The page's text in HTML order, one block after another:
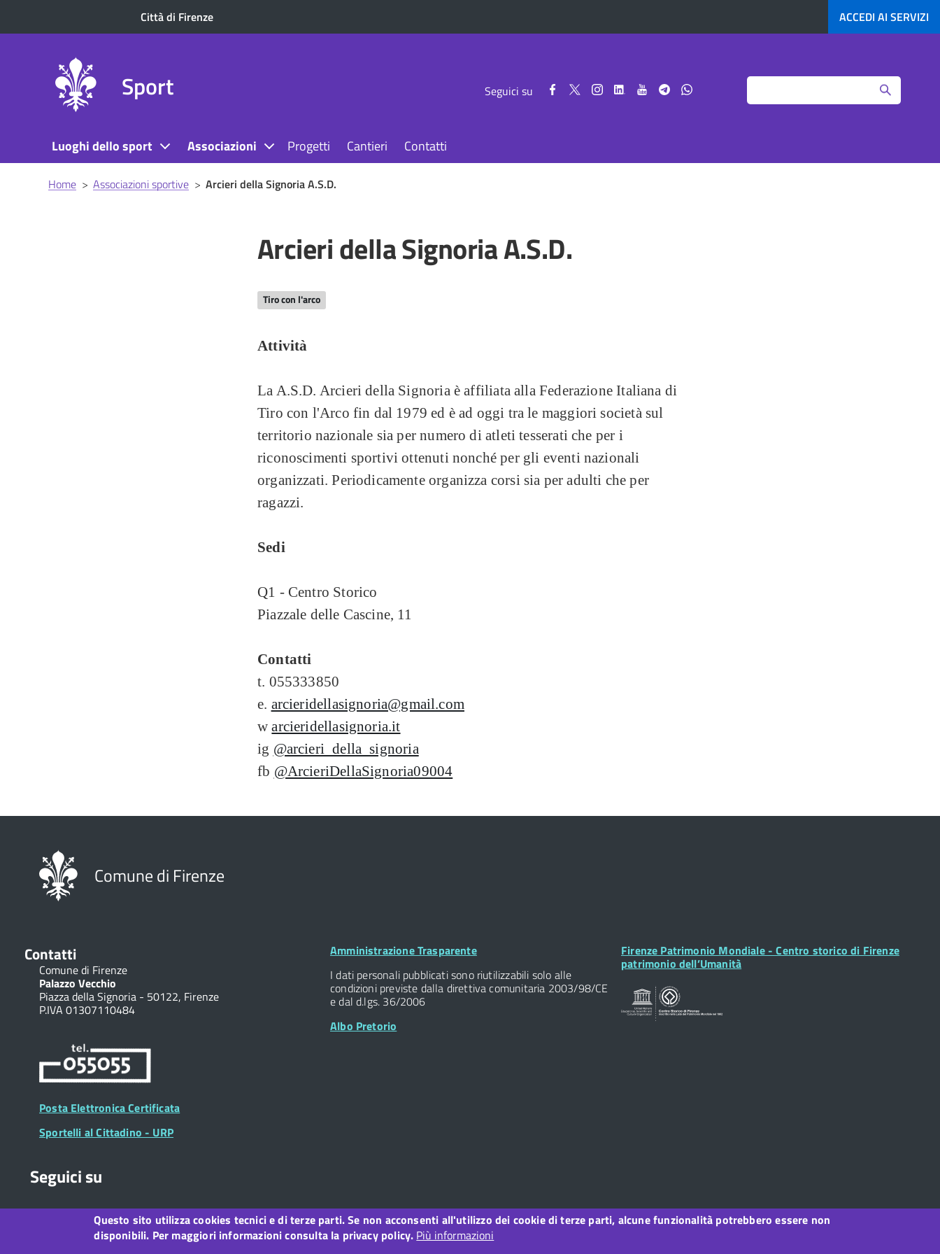
Città di Firenze ACCEDI AI SERVIZI
Sport Seguici su
Seguici SeguiciSeguici Seguici SeguiciSeguiciSeguici
Search
Luoghi dello sport Associazioni Progetti Cantieri Contatti
Briciole
di
Home> Associazioni sportive> Arcieri della Signoria A.S.D.
Arcieri della Signoria A.S.D.
Tiro con l'arco
Attività
La A.S.D. Arcieri della Signoria è affiliata alla Federazione Italiana di
Tiro con l'Arco fin dal 1979 ed è ad oggi tra le maggiori società sul
territorio nazionale sia per numero di atleti tesserati che per i
riconoscimenti sportivi ottenuti nonché per gli eventi nazionali
organizzati. Periodicamente organizza corsi sia per adulti che per
ragazzi.
Sedi
Q1 - Centro Storico
Piazzale delle Cascine, 11
Contatti
t. 055333850
e. arcieridellasignoria@gmail.com
warcieridellasignoria.it
ig @arcieri_della_signoria
fb @ArcieriDellaSignoria09004
Comune di Firenze
Contatti
Comune di Firenze
Palazzo Vecchio
Piazza della Signoria - 50122, Firenze
P.IVA 01307110484
Posta Elettronica Certificata
Sportelli al Cittadino - URP
Footer
Amministrazione Trasparente
I dati personali pubblicati sono riutilizzabili solo alle
condizioni previste dalla direttiva comunitaria 2003/98/CE
e dal d.lgs. 36/2006
Albo Pretorio
Footer
Widget
Firenze Patrimonio Mondiale - Centro storico di Firenze
patrimonio dell’Umanità
Seguici su
Collegamento
Collegamento
a
Collegamento
a
Collegamento
a
Collegamento
a
Collegamento
a
Collegamento
a
Questo sito utilizza cookies tecnici e di terze parti. Se non acconsenti all'utilizzo dei cookie di terze parti, alcune funzionalità potrebbero essere non
disponibili. Per maggiori informazioni consulta la privacy policy. Più informazioni